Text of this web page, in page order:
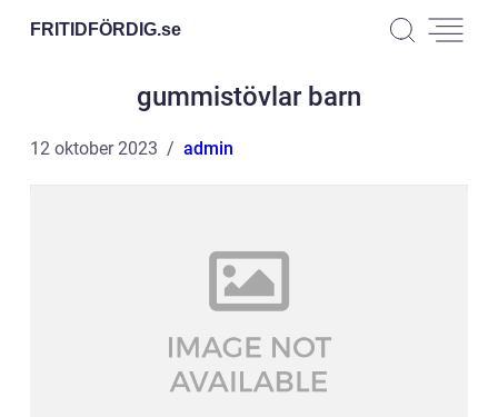
FRITIDFÖRDIG.se
gummistövlar barn
12 oktober 2023 admin